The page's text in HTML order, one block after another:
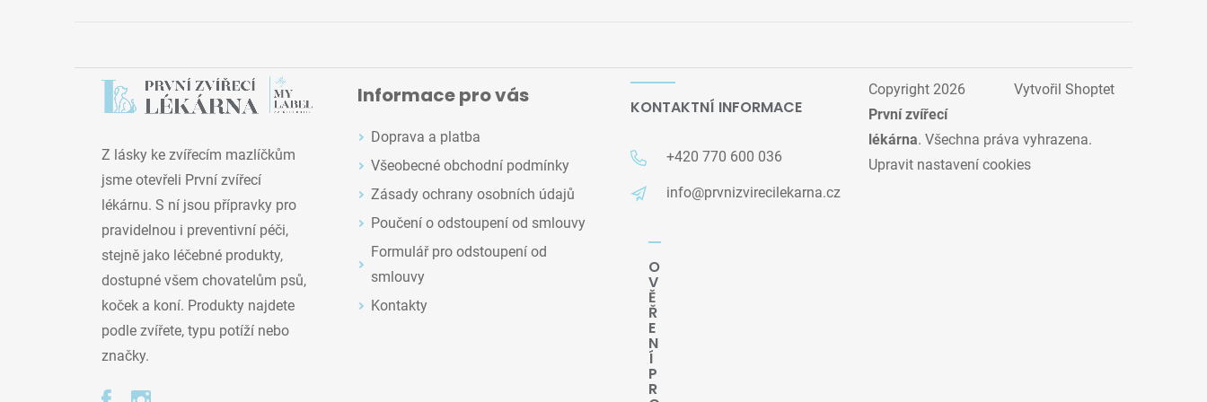
Z lásky ke zvířecím mazlíčkům
jsme otevřeli První zvířecí
lékárnu. S ní jsou přípravky pro
pravidelnou i preventivní péči,
stejně jako léčebné produkty,
dostupné všem chovatelům psů,
koček a koní. Produkty najdete
podle zvířete, typu potíží nebo
značky.
Informace pro vás
Doprava a platba
Všeobecné obchodní podmínky
Zásady ochrany osobních údajů
Poučení o odstoupení od smlouvy
Formulář pro odstoupení od
smlouvy
Kontakty
KONTAKTNÍ INFORMACE
+420 770 600 036
info@prvnizvirecilekarna.cz
O
V
Ě
Ř
E
N
Í
P
R
Vytvořil Shoptet
Copyright 2026
První zvířecí
lékárna. Všechna práva vyhrazena.
Upravit nastavení cookies